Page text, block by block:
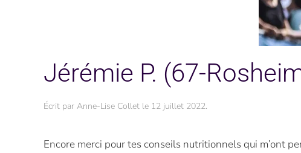
Jérémie P. (67-
Écrit par Anne-Lise Collet le 12 juillet 2022.
Encore merci pour tes conseils nutritionnels qui m’ont